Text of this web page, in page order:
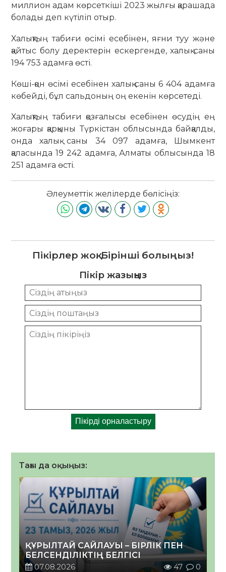
миллион адам көрсеткіші 2023 жылғы қарашада
болады деп күтіліп отыр.
Халықтың табиғи өсімі есебінен, яғни туу және
қайтыс болу деректерін ескергенде, халық саны
194 753 адамға өсті.
Көші-қон өсімі есебінен халық саны 6 404 адамға
көбейді, бұл сальдоның оң екенін көрсетеді.
Халықтың табиғи қозғалысы есебінен өсудің ең
жоғары қарқыны Түркістан облысында байқалды,
онда халық саны 34 097 адамға, Шымкент
қаласында 19 242 адамға, Алматы облысында 18
251 адамға өсті.
Әлеуметтік желілерде бөлісіңіз:
Пікірлер жоқ. Бірінші болыңыз!
Пікір жазыңыз
Тағы да оқыңыз:
ҚҰРЫЛТАЙ САЙЛАУЫ – БІРЛІК ПЕН
БЕЛСЕНДІЛІКТІҢ БЕЛГІСІ
07.08.2026
47 0